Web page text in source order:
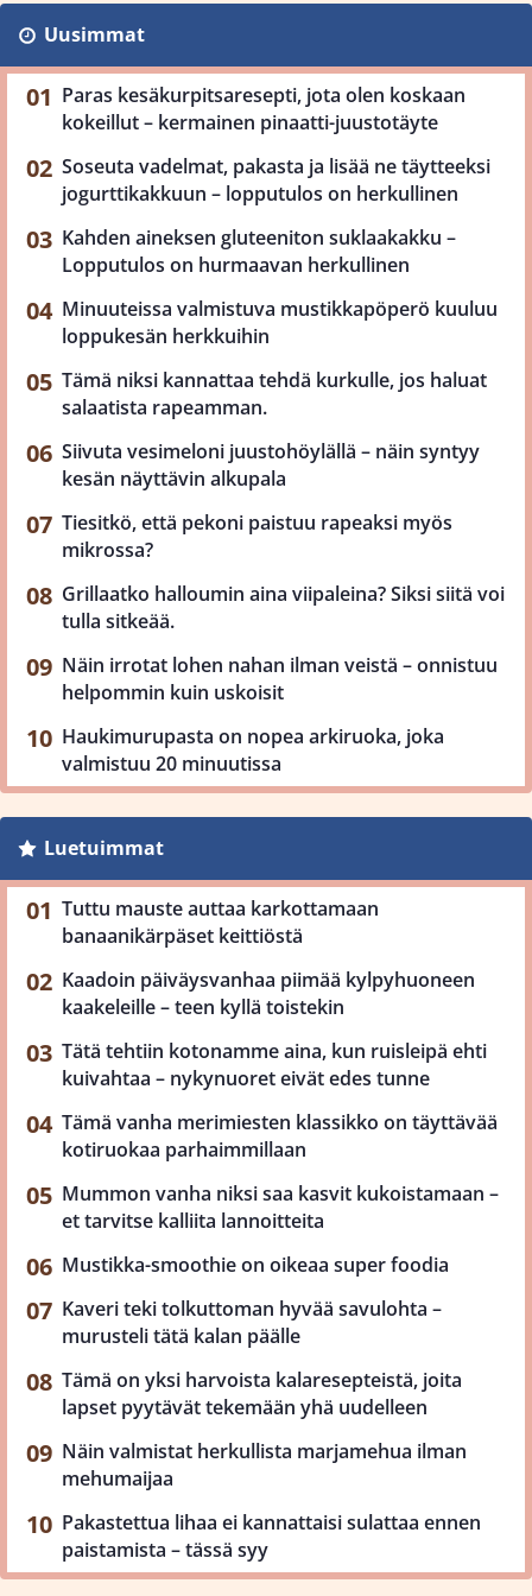
Uusimmat
Paras kesäkurpitsaresepti, jota olen koskaan
kokeillut – kermainen pinaatti-juustotäyte
Soseuta vadelmat, pakasta ja lisää ne täytteeksi
jogurttikakkuun – lopputulos on herkullinen
Kahden aineksen gluteeniton suklaakakku –
Lopputulos on hurmaavan herkullinen
Minuuteissa valmistuva mustikkapöperö kuuluu
loppukesän herkkuihin
Tämä niksi kannattaa tehdä kurkulle, jos haluat
salaatista rapeamman.
Siivuta vesimeloni juustohöylällä – näin syntyy
kesän näyttävin alkupala
Tiesitkö, että pekoni paistuu rapeaksi myös
mikrossa?
Grillaatko halloumin aina viipaleina? Siksi siitä voi
tulla sitkeää.
Näin irrotat lohen nahan ilman veistä – onnistuu
helpommin kuin uskoisit
Haukimurupasta on nopea arkiruoka, joka
valmistuu 20 minuutissa
Luetuimmat
Tuttu mauste auttaa karkottamaan
banaanikärpäset keittiöstä
Kaadoin päiväysvanhaa piimää kylpyhuoneen
kaakeleille – teen kyllä toistekin
Tätä tehtiin kotonamme aina, kun ruisleipä ehti
kuivahtaa – nykynuoret eivät edes tunne
Tämä vanha merimiesten klassikko on täyttävää
kotiruokaa parhaimmillaan
Mummon vanha niksi saa kasvit kukoistamaan –
et tarvitse kalliita lannoitteita
Mustikka-smoothie on oikeaa super foodia
Kaveri teki tolkuttoman hyvää savulohta –
murusteli tätä kalan päälle
Tämä on yksi harvoista kalaresepteistä, joita
lapset pyytävät tekemään yhä uudelleen
Näin valmistat herkullista marjamehua ilman
mehumaijaa
Pakastettua lihaa ei kannattaisi sulattaa ennen
paistamista – tässä syy